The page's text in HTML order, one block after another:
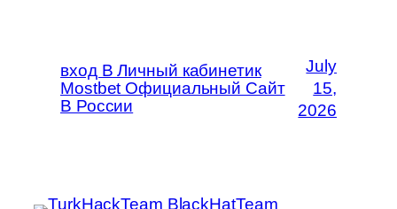
вход В Личный кабинетик
Mostbet Официальный Сайт
В России
July
15,
2026